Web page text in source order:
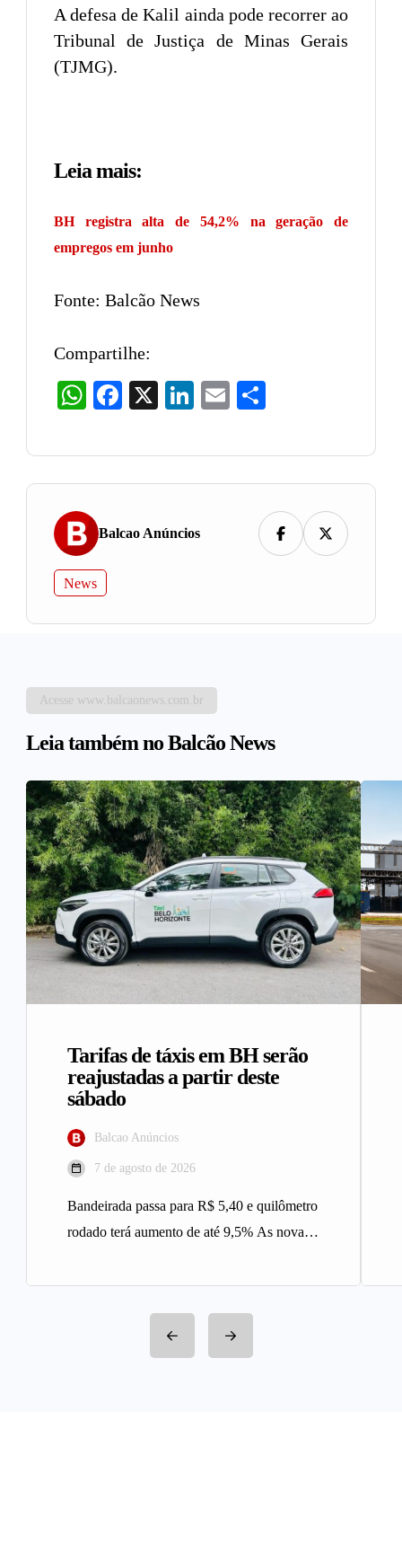
A defesa de Kalil ainda pode recorrer ao
Tribunal de Justiça de Minas Gerais
(TJMG).
Leia mais:
BH registra alta de 54,2% na geração de
empregos em junho
Fonte: Balcão News
Compartilhe:
WhatsAppFacebook LinkedIn
Email
Balcao Anúncios
News
Acesse www.balcaonews.com.br
Leia também no Balcão News
Tarifas de táxis em BH serão
reajustadas a partir deste
sábado
Balcao Anúncios
7 de agosto de 2026
Bandeirada passa para R$ 5,40 e quilômetro
rodado terá aumento de até 9,5% As novas